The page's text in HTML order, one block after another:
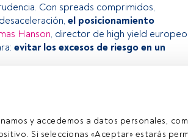
y accedemos a datos personales,
Si seleccionas «Aceptar» estarás
Con spreads comprimidos,
el posicionamiento
Hanson, director de high yield europeo
evitar los excesos de riesgo en un
Login. Si aún no tienes cuenta, te
el universo que ofrece FundsPeople.